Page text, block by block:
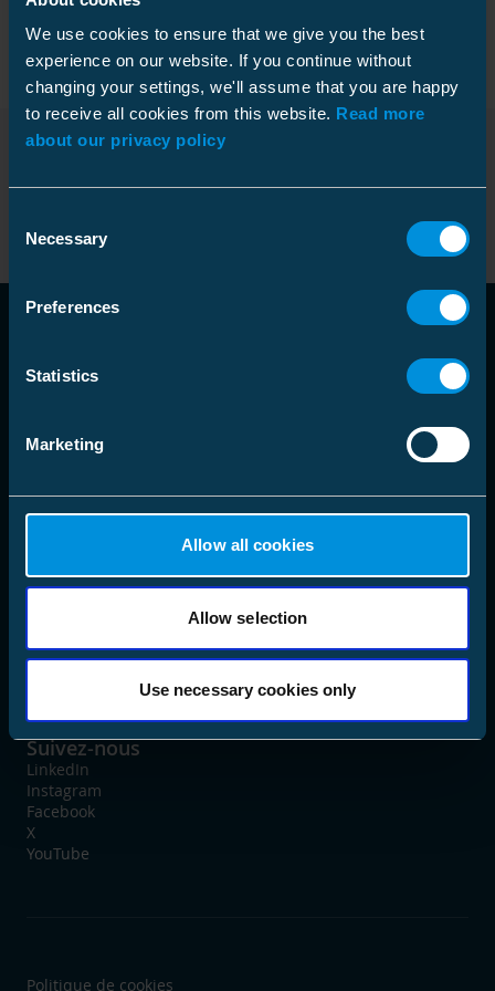
We use cookies to ensure that we give you the best
experience on our website. If you continue without
changing your settings, we'll assume that you are happy
to receive all cookies from this website. Read more
about our privacy policy
Selection
Necessary
Preferences
Statistics
Marketing
Allow all cookies
Allow selection
Use necessary cookies only
cosses sont étanches à l’eau et conviennent aux
conducteurs pleins et toronnés, de type sectoral et
circulaire.
Produit
Solutions
Suivez-nous
LinkedIn
Instagram
Facebook
X
YouTube
Politique de cookies